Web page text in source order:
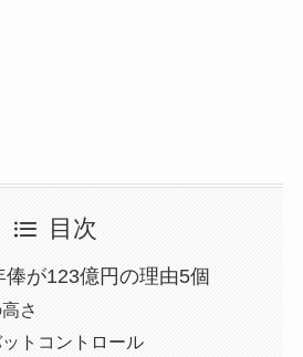
目次
が123億円の理由5個
さ
トコントロール